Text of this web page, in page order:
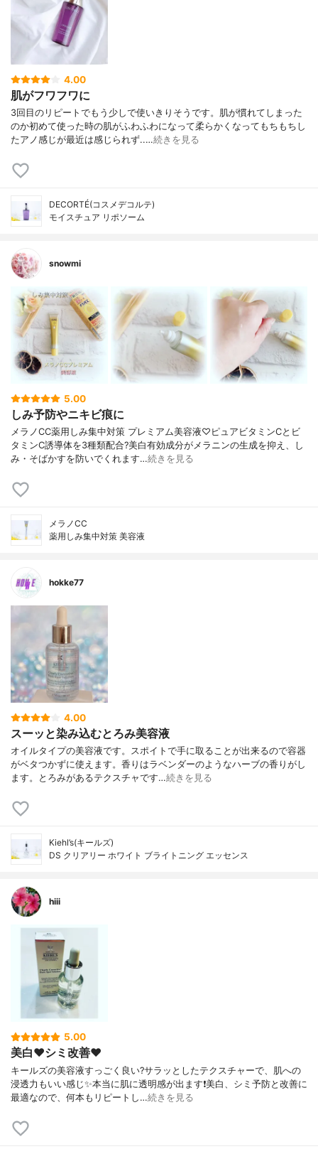
4.00
肌がフワフワに
3回目のリピートでもう少しで使いきりそうです。肌が慣れてしまった
のか初めて使った時の肌がふわふわになって柔らかくなってもちもちし
たアノ感じが最近は感じられず..…続きを見る
DECORTÉ(コスメデコルテ)
モイスチュア リポソーム
snowmi
5.00
しみ予防やニキビ痕に
メラノCC薬用しみ集中対策 プレミアム美容液♡ピュアビタミンCとビ
タミンC誘導体を3種類配合?美白有効成分がメラニンの生成を抑え、し
み・そばかすを防いでくれます…続きを見る
メラノCC
薬用しみ集中対策 美容液
hokke77
4.00
スーッと染み込むとろみ美容液
オイルタイプの美容液です。スポイトで手に取ることが出来るので容器
がベタつかずに使えます。香りはラベンダーのようなハーブの香りがし
ます。とろみがあるテクスチャです…続きを見る
Kiehl’s(キールズ)
DS クリアリー ホワイト ブライトニング エッセンス
hiii
5.00
美白❤️シミ改善❤️
キールズの美容液すっごく良い?サラッとしたテクスチャーで、肌への
浸透力もいい感じ✨本当に肌に透明感が出ます❗️美白、シミ予防と改善に
最適なので、何本もリピートし…続きを見る